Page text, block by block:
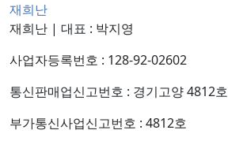
재희난
재희난 | 대표 : 박지영
사업자등록번호 : 128-92-02602
통신판매업신고번호 : 경기고양 4812호
부가통신사업신고번호 : 4812호